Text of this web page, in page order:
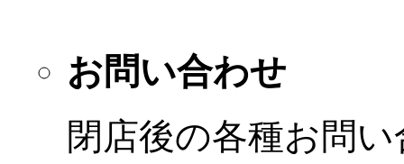
お問い合わせ
閉店後の各種お問